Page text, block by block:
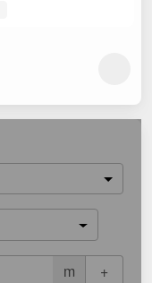
m +